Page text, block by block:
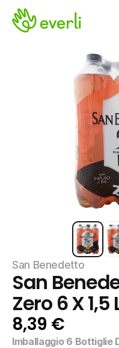
San Benedetto
San
Zero 6 X 1,5
8,39 €
Imballaggio 6 Bottiglie